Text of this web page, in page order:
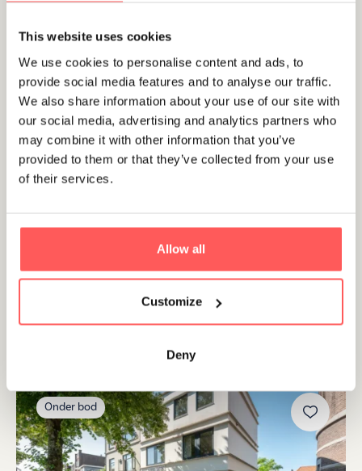
This website uses cookies
We use cookies to personalise content and ads, to
provide social media features and to analyse our traffic.
We also share information about your use of our site with
our social media, advertising and analytics partners who
may combine it with other information that you’ve
provided to them or that they’ve collected from your use
of their services.
Allow all
Customize
Deny
Utrecht
Hoola van Nootenstraat 385
€ 725.000 ,- k.k.
Beschikbaar
Utrecht
Abel Tasmanstraat 70
€ 675.000 ,- k.k.
Onder bod